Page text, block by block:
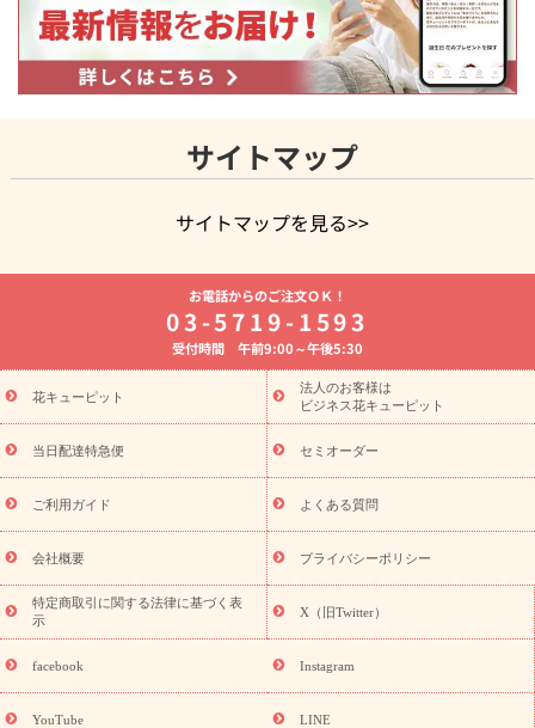
サイトマップ
サイトマップを見る>>
よく贈られる花
お祝いの花特集
誕生日フラワーギフト特集
8月の誕生花(トルコキキョウ)
開店・開業祝い
お供え・お悔やみ お供え・お悔やみの花
通夜・葬儀に贈る花 胡蝶蘭・花鉢
ーブドフラワー
季節のイベント
ひまわり ギフト・プレゼント
特集
お盆 花（新盆・初盆） 季節のイベント
お盆 花（新
盆・初盆）
お盆 花（新盆・初盆）
お盆・お供え 花とセットギ
フト
お盆・お供え プリザーブドフラワー
ひまわり ギフト・プ
レゼント特集
夏の花贈り・お中元・暑中見舞い 花のギフト特集
敬老の日におくる花ギフト・プレゼント特集
花ギフト・プレゼント特集
敬老の日 花のおすすめランキング
敬
老の日 花鉢植えのギフト・プレゼント特集
敬老の日 花とセットギ
フト・プレゼント特集
敬老の日の花 全てのギフト一覧
キャン
ペーン
映画『ウォーターガーディアンズ』コラボキャンペーン
「きょう誕生日なんです」キャンペーン
誕生日の花を探す
誕生日フラワーギフト 誕生日フラワーギフト特集
(トルコキキョウ)
9月の誕生花(リンドウ)
お電話からのご注文ＯＫ！
03-5719-1593
受付時間 午前9:00～午後5:30
花キューピット
法人のお客様は
ビジネス花キューピット
当日配達特急便 セミオーダー
ご利用ガイド よくある質問
会社概要 プライバシーポリシー
特定商取引に関する法律に基づく表
示
X（旧Twitter）
facebook Instagram
YouTube LINE